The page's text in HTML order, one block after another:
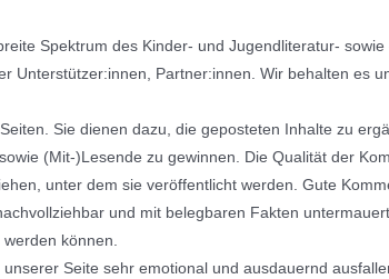
Spektrum des Kinder- und Jugendliteratur-
Unterstützer:innen, Partner:innen. Wir behalten es
Sie dienen dazu, die geposteten Inhalte zu
(Mit-)Lesende zu gewinnen. Die Qualität der
unter dem sie veröffentlicht werden. Gute
und mit belegbaren Fakten
können.
Seite sehr emotional und ausdauernd